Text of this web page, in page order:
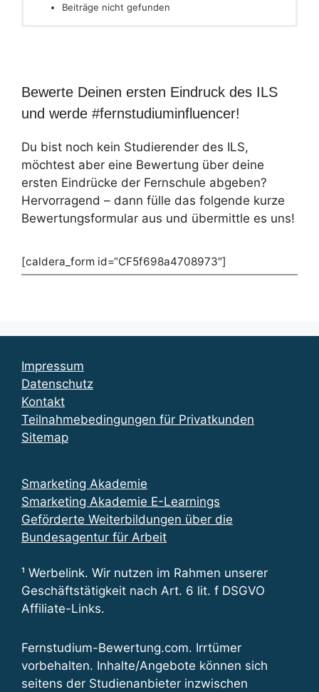
Beiträge nicht gefunden
Bewerte Deinen ersten Eindruck des ILS
und werde #fernstudiuminfluencer!
Du bist noch kein Studierender des ILS,
möchtest aber eine Bewertung über deine
ersten Eindrücke der Fernschule abgeben?
Hervorragend – dann fülle das folgende kurze
Bewertungsformular aus und übermittle es uns!
[caldera_form id=“CF5f698a4708973″]
Impressum
Datenschutz
Kontakt
Teilnahmebedingungen für Privatkunden
Sitemap
Smarketing Akademie
Smarketing Akademie E-Learnings
Geförderte Weiterbildungen über die
Bundesagentur für Arbeit
¹ Werbelink. Wir nutzen im Rahmen unserer
Geschäftstätigkeit nach Art. 6 lit. f DSGVO
Affiliate-Links.
Fernstudium-Bewertung.com. Irrtümer
vorbehalten. Inhalte/Angebote können sich
seitens der Studienanbieter inzwischen